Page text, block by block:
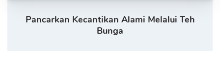
Pancarkan Kecantikan Alami Melalui Teh
Bunga